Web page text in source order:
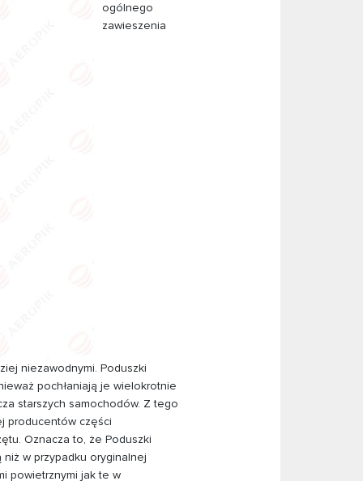
ogólnego
zawieszenia
niezawodnymi. Poduszki
pochłaniają je wielokrotnie
starszych samochodów. Z tego
producentów części
Oznacza to, że Poduszki
w przypadku oryginalnej
powietrznymi jak te w